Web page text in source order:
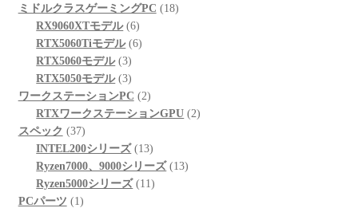
品
商
品
の
商
品
個
の
商
品
ミドルクラスゲーミングPC 1818
RX9060XTモデル 66
個
品
RTX5060Tiモデル 66
商
品
RTX5060モデル 33
個
の
商
RTX5050モデル 33
個
の
品
ワークステーションPC 22
個
商
品
RTXワークステーションGPU 22
スペック 3737
個
の
商
品
INTEL200シリーズ 1313
個
の
Ryzen7000、9000シリーズ 1313
Ryzen5000シリーズ 1111
PCパーツ 11